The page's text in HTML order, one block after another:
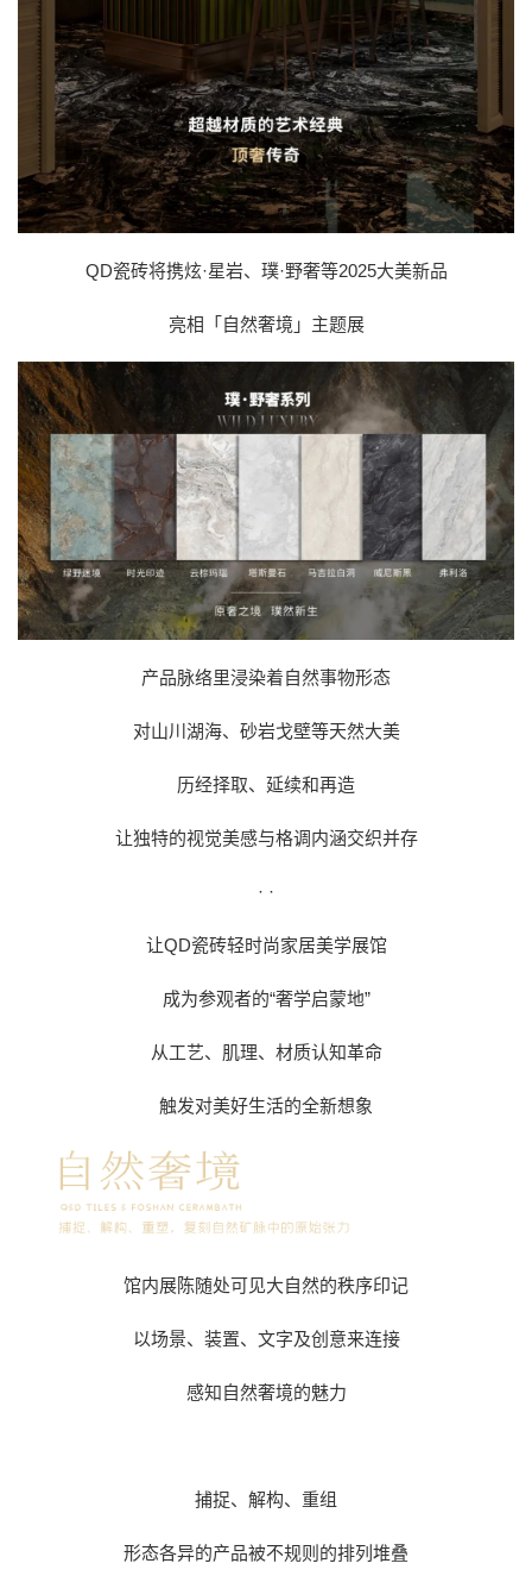
QD瓷砖将携炫·星岩、璞·野奢等2025大美新品
亮相「自然奢境」主题展
产品脉络里浸染着自然事物形态
对山川湖海、砂岩戈壁等天然大美
历经择取、延续和再造
让独特的视觉美感与格调内涵交织并存
· ·
让QD瓷砖轻时尚家居美学展馆
成为参观者的“奢学启蒙地”
从工艺、肌理、材质认知革命
触发对美好生活的全新想象
馆内展陈随处可见大自然的秩序印记
以场景、装置、文字及创意来连接
感知自然奢境的魅力
捕捉、解构、重组
形态各异的产品被不规则的排列堆叠